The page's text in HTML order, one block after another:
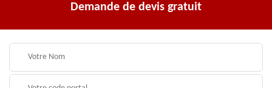
Demande de devis gratuit